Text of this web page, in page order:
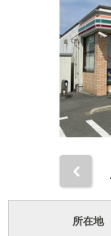
所在地